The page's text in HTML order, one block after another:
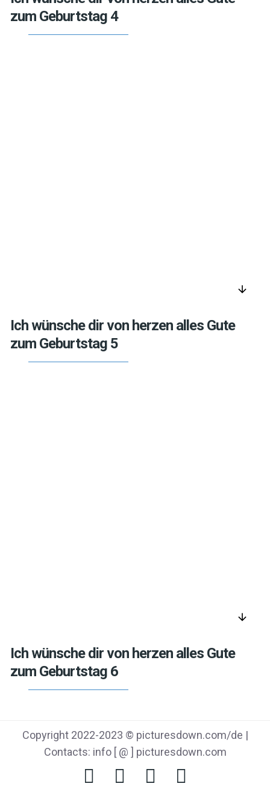
zum Geburtstag 4
arrow_downward
Ich wünsche dir von herzen alles Gute
zum Geburtstag 5
arrow_downward
Ich wünsche dir von herzen alles Gute
zum Geburtstag 6
Copyright 2022-2023 © picturesdown.com/de |
Contacts: info [ @ ] picturesdown.com